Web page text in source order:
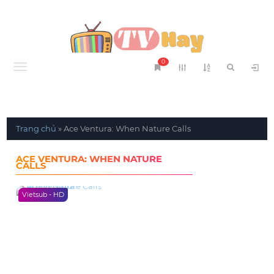
Menu
0
Trang chủ »Ace Ventura: When Nature Calls
ACE VENTURA: WHEN NATURE
CALLS
Vietsub - HD